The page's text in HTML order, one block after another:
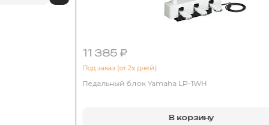
11 385 ₽
Под заказ (от 2х дней)
Педальный блок Yamaha LP-1WH
В корзину